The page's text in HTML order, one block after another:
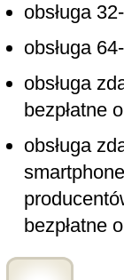
obsługa
obsługa
obsługa
bezpłatne
obsługa
bezpłatne